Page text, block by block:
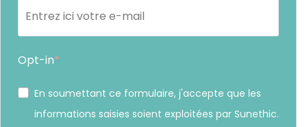
Opt-in
En soumettant ce formulaire, j'accepte que les
informations saisies soient exploitées par Sunethic.